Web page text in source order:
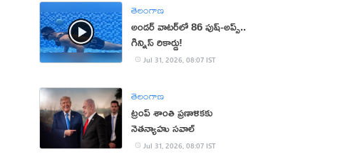
తెలంగాణ
అండర్ వాటర్‌లో 86 పుష్-అప్స్..
గిన్నిస్ రికార్డు!
Jul 31, 2026, 08:07 IST
తెలంగాణ
ట్రంప్ శాంతి ప్రణాళికకు
నెతన్యాహు సవాల్‌
Jul 31, 2026, 08:07 IST